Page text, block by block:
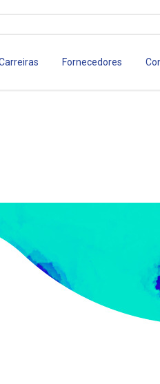
Fornecedores